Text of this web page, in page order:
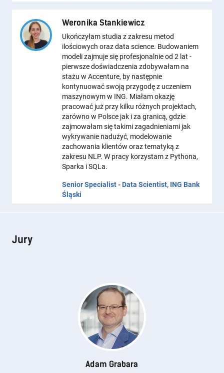
Weronika Stankiewicz
Ukończyłam studia z zakresu metod
ilościowych oraz data science. Budowaniem
modeli zajmuje się profesjonalnie od 2 lat -
pierwsze doświadczenia zdobywałam na
stażu w Accenture, by następnie
kontynuować swoją przygodę z uczeniem
maszynowym w ING. Miałam okazję
pracować już przy kilku różnych projektach,
zarówno w Polsce jak i za granicą, gdzie
zajmowałam się takimi zagadnieniami jak
wykrywanie nadużyć, modelowanie
zachowania klientów oraz tematyką z
zakresu NLP. W pracy korzystam z Pythona,
Sparka i SQLa.
Senior Specialist - Data Scientist, ING Bank
Śląski
Jury
Adam Grabara